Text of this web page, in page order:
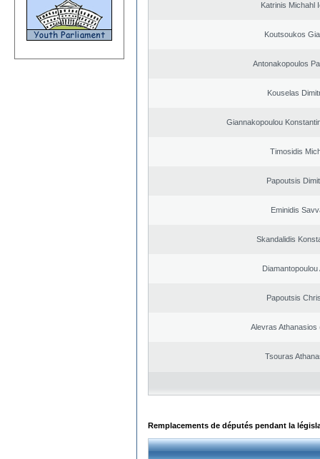
Katrinis Michahl
Koutsoukos
Antonakopoulos
Kouselas
Giannakopoulou
Timosidis
Papoutsis
Eminidis
Skandalidis
Diamantopoulou
Papoutsis
Alevras Athanasios
Tsouras
Remplacements de députés pendant la